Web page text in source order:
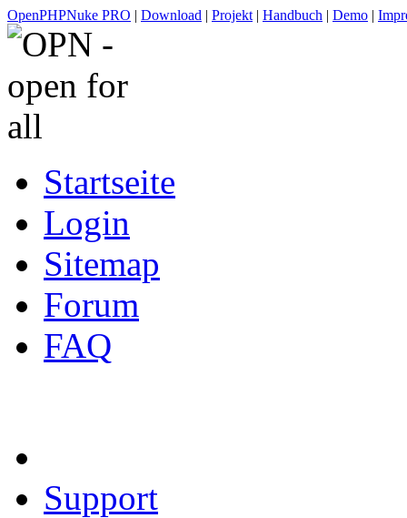
OpenPHPNuke PRO | Download | Projekt | Handbuch | Demo |
Startseite
Login
Sitemap
Forum
FAQ
Support